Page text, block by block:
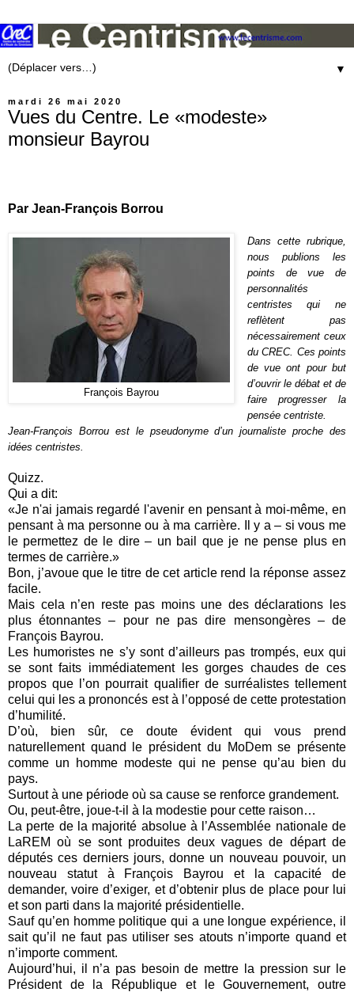
▼
mardi 26 mai 2020
Vues du Centre. Le «modeste»
monsieur Bayrou
Par Jean-François Borrou
François Bayrou
Dans cette rubrique,
nous publions les
points de vue de
personnalités
centristes qui ne
reflètent pas
nécessairement ceux
du CREC. Ces points
de vue ont pour but
d’ouvrir le débat et de
faire progresser la
pensée centriste.
Jean-François Borrou est le pseudonyme d’un journaliste proche des
idées centristes.
Quizz.
Qui a dit:
«Je n'ai jamais regardé l'avenir en pensant à moi-même, en
pensant à ma personne ou à ma carrière. Il y a – si vous me
le permettez de le dire – un bail que je ne pense plus en
termes de carrière.»
Bon, j’avoue que le titre de cet article rend la réponse assez
facile.
Mais cela n’en reste pas moins une des déclarations les
plus étonnantes – pour ne pas dire mensongères – de
François Bayrou.
Les humoristes ne s’y sont d’ailleurs pas trompés, eux qui
se sont faits immédiatement les gorges chaudes de ces
propos que l’on pourrait qualifier de surréalistes tellement
celui qui les a prononcés est à l’opposé de cette protestation
d’humilité.
D’où, bien sûr, ce doute évident qui vous prend
naturellement quand le président du MoDem se présente
comme un homme modeste qui ne pense qu’au bien du
pays.
Surtout à une période où sa cause se renforce grandement.
Ou, peut-être, joue-t-il à la modestie pour cette raison…
La perte de la majorité absolue à l’Assemblée nationale de
LaREM où se sont produites deux vagues de départ de
députés ces derniers jours, donne un nouveau pouvoir, un
nouveau statut à François Bayrou et la capacité de
demander, voire d’exiger, et d’obtenir plus de place pour lui
et son parti dans la majorité présidentielle.
Sauf qu’en homme politique qui a une longue expérience, il
sait qu’il ne faut pas utiliser ses atouts n’importe quand et
n’importe comment.
Aujourd’hui, il n’a pas besoin de mettre la pression sur le
Président de la République et le Gouvernement, outre